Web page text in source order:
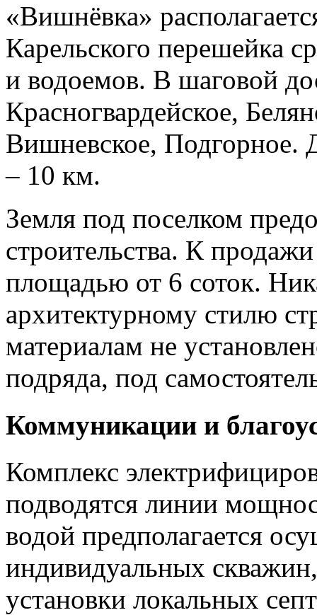
«Вишнёвка»
Карельского перешейка
и водоемов. В шаговой
Красногвардейское,
Вишневское, Подгорное.
– 10 км.
Земля под поселком
строительства. К
площадью от 6 соток.
архитектурному стилю
материалам не
подряда, под
Коммуникации и
Комплекс
подводятся линии
водой предполагается
индивидуальных
установки локальных